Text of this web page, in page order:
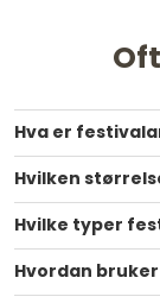
Hva er
Hvilken
Hvilke typer
Hvordan